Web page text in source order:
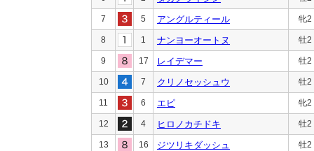
7 5 アングルティール 牝2
8 1 ナンヨーオートヌ 牡2
9 17 レイデマー 牡2
10 7 クリノセッシュウ 牡2
11 6 エピ 牝2
12 4 ヒロノカチドキ 牡2
13 16 ジツリキダッシュ 牡2